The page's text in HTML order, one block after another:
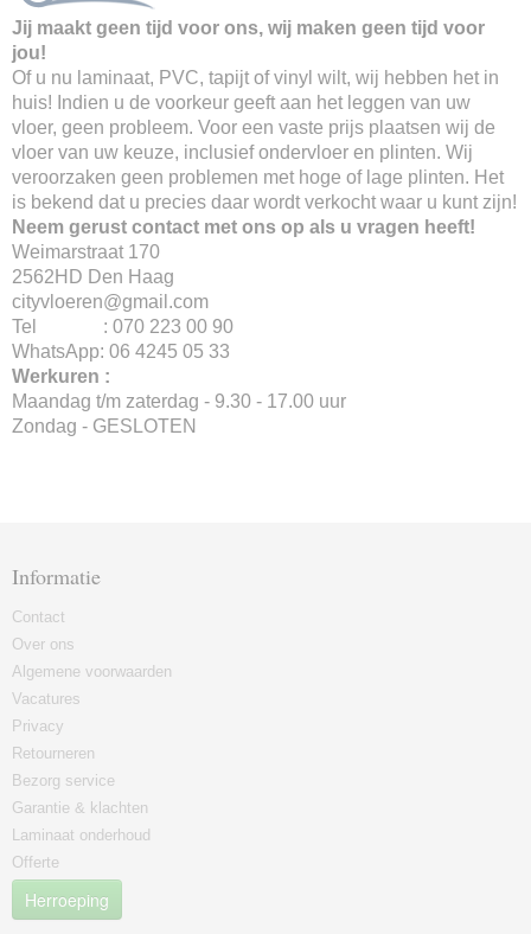
Jij maakt geen tijd voor ons, wij maken geen tijd voor
jou!
Of u nu laminaat, PVC, tapijt of vinyl wilt, wij hebben het in
huis! Indien u de voorkeur geeft aan het leggen van uw
vloer, geen probleem. Voor een vaste prijs plaatsen wij de
vloer van uw keuze, inclusief ondervloer en plinten. Wij
veroorzaken geen problemen met hoge of lage plinten. Het
is bekend dat u precies daar wordt verkocht waar u kunt zijn!
Neem gerust contact met ons op als u vragen heeft!
Weimarstraat 170
2562HD Den Haag
cityvloeren@gmail.com
Tel : 070 223 00 90
WhatsApp: 06 4245 05 33
Werkuren :
Maandag t/m zaterdag - 9.30 - 17.00 uur
Zondag - GESLOTEN
Informatie
Contact
Over ons
Algemene voorwaarden
Vacatures
Privacy
Retourneren
Bezorg service
Garantie & klachten
Laminaat onderhoud
Offerte
Herroeping